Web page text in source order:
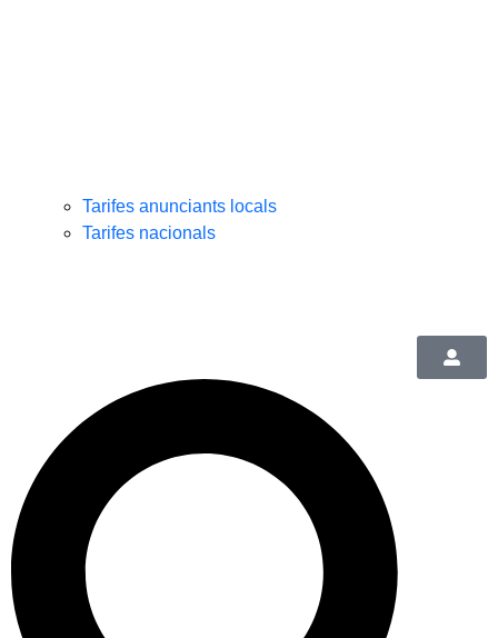
Tarifes anunciants locals
Tarifes nacionals